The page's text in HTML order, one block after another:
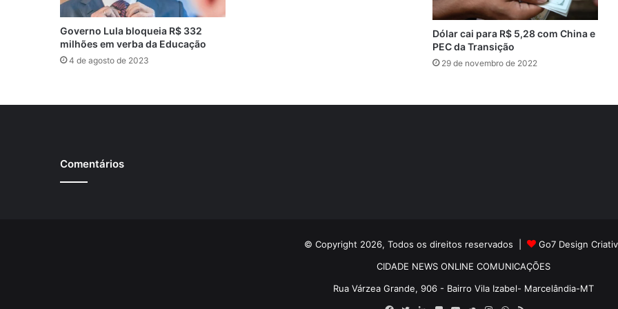
Governo Lula bloqueia R$ 332
milhões em verba da Educação
4 de agosto de 2023
Dólar cai para R$ 5,28 com China e
PEC da Transição
29 de novembro de 2022
Comentários
© Copyright 2026, Todos os direitos reservados |
Go7 Design
CIDADE NEWS ONLINE COMUNICAÇÕES
Rua Várzea Grande, 906 - Bairro Vila Izabel- Marcelândia-MT